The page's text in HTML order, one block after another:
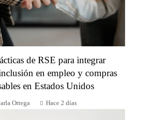
de RSE para integrar
en empleo y compras
en Estados Unidos
Ortega Hace 2 días